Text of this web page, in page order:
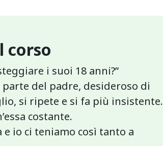
corso
i suoi 18 anni?”
del padre, desideroso di
si ripete e si fa più insistente.
costante.
io ci teniamo così tanto a